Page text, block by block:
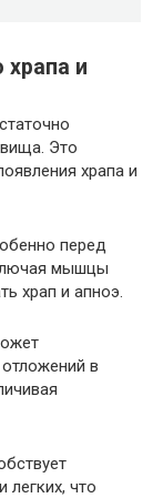
и
Это
храпа и
перед
мышцы
храп и апноэ.
в
легких, что